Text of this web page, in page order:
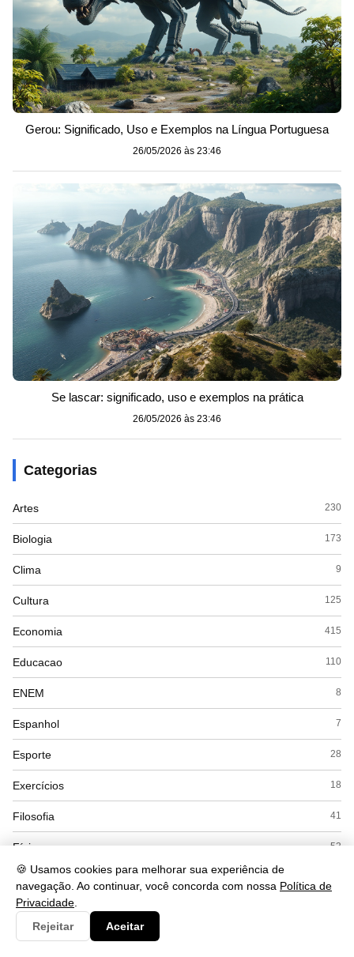
🍪 Usamos cookies para melhorar sua experiência de
navegação. Ao continuar, você concorda com nossa Política de
Privacidade
Rejeitar
Aceitar
Gerou: Significado, Uso e Exemplos na Língua Portuguesa
26/05/2026 às 23:46
Se lascar: significado, uso e exemplos na prática
26/05/2026 às 23:46
Categorias
Artes 230
Biologia 173
Clima 9
Cultura 125
Economia 415
Educacao 110
ENEM 8
Espanhol 7
Esporte 28
Exercícios 18
Filosofia 41
Física 53
Geografia
Gramática
História